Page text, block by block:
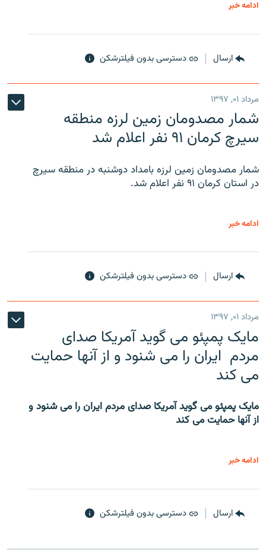
ادامه خبر
ارسال دسترسی بدون فیلترشکن
مرداد ۰۱, ۱۳۹۷
شمار مصدومان زمین لرزه منطقه
سیرچ کرمان ۹۱ نفر اعلام شد
شمار مصدومان زمین لرزه بامداد دوشنبه در منطقه سیرچ
در استان کرمان ۹۱ نفر اعلام شد.
ادامه خبر
ارسال دسترسی بدون فیلترشکن
مرداد ۰۱, ۱۳۹۷
مایک پمپئو می گوید آمریکا صدای
مردم ایران را می شنود و از آنها حمایت
می کند
مایک پمپئو می گوید آمریکا صدای مردم ایران را می شنود و
از آنها حمایت می کند
ادامه خبر
ارسال دسترسی بدون فیلترشکن